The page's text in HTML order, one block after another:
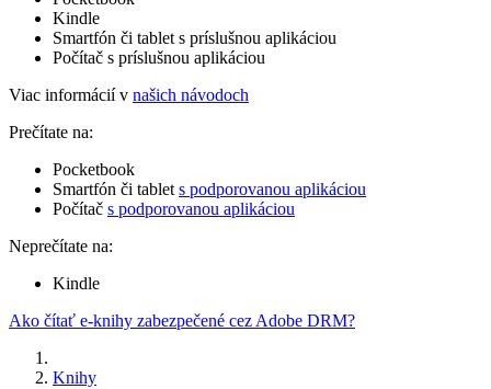
Kindle
Smartfón či tablet s príslušnou aplikáciou
Počítač s príslušnou aplikáciou
Viac informácií v našich návodoch
Prečítate na:
Pocketbook
Smartfón či tablet s podporovanou aplikáciou
Počítač s podporovanou aplikáciou
Neprečítate na:
Kindle
Ako čítať e-knihy zabezpečené cez Adobe DRM?
Knihy